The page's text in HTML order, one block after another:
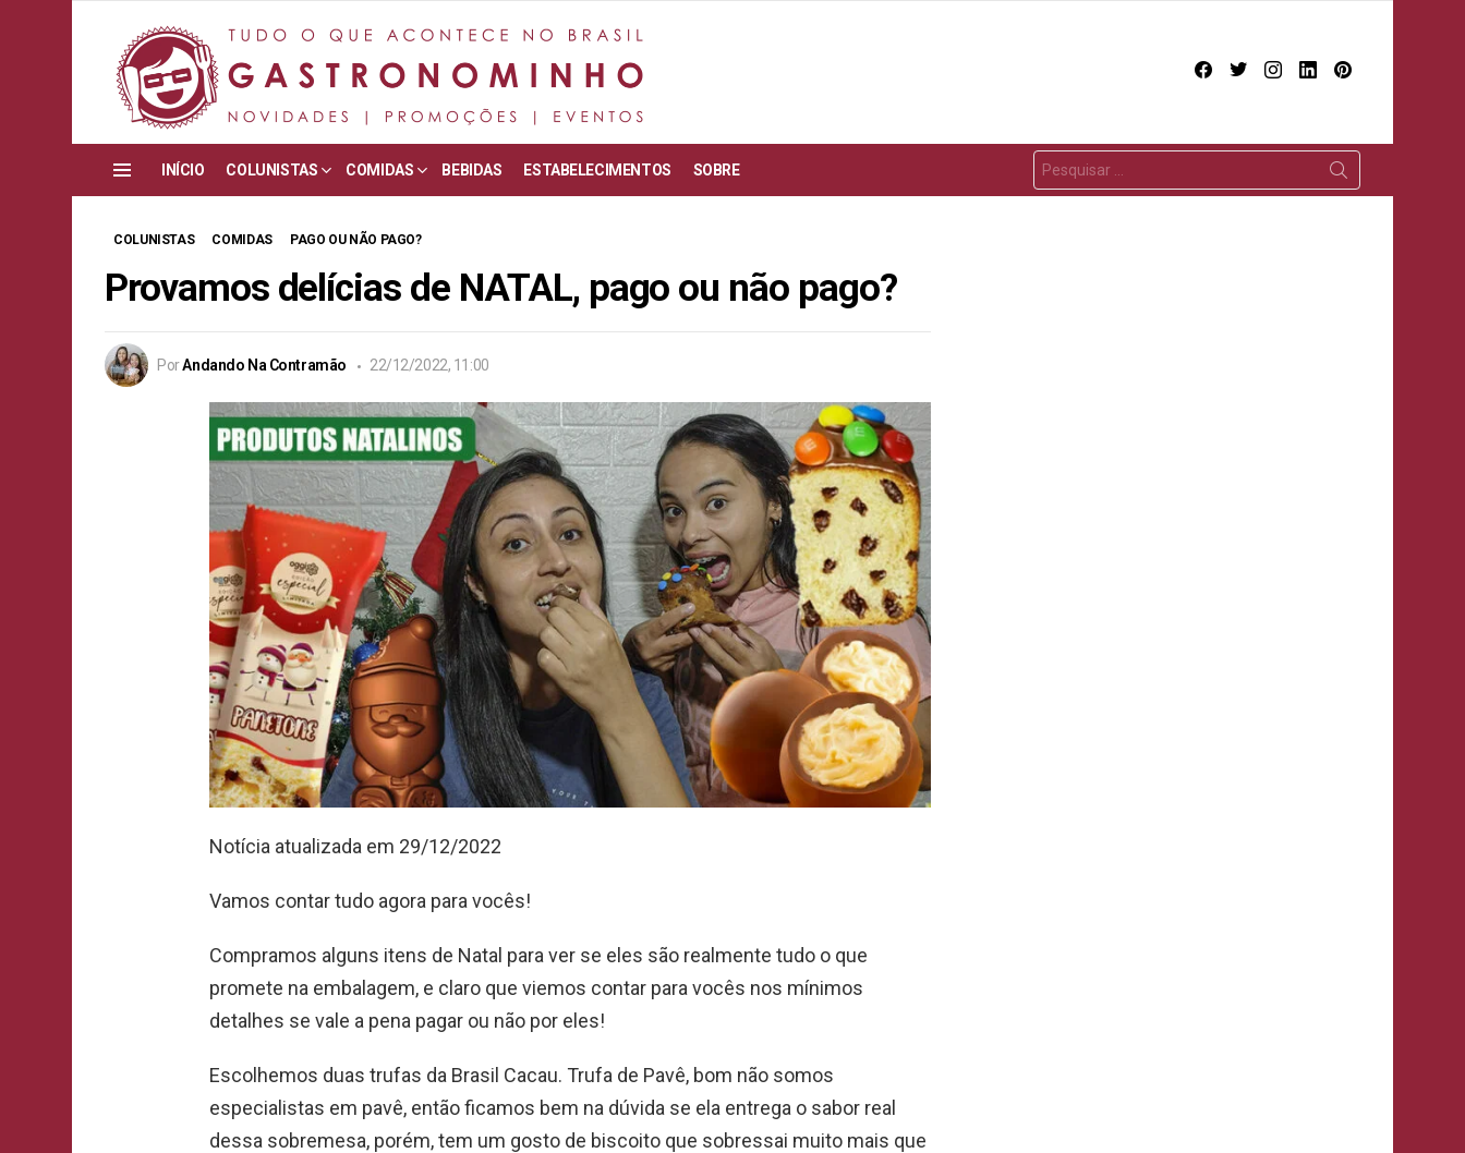
facebooktwitterinstagram
linkedin
INÍCIO COLUNISTAS COMIDAS BEBIDAS ESTABELECIMENTOS SOBRE
COLUNISTAS COMIDAS PAGO OU NÃO PAGO?
Provamos delícias de NATAL, pago ou não pago?
PorAndando Na Contramão 22/12/2022, 11:00
Notícia atualizada em 29/12/2022
Vamos contar tudo agora para vocês!
Compramos alguns itens de Natal para ver se eles são realmente tudo o que
promete na embalagem, e claro que viemos contar para vocês nos mínimos
detalhes se vale a pena pagar ou não por eles!
Escolhemos duas trufas da Brasil Cacau. Trufa de Pavê, bom não somos
especialistas em pavê, então ficamos bem na dúvida se ela entrega o sabor real
dessa sobremesa, porém, tem um gosto de biscoito que sobressai muito mais que